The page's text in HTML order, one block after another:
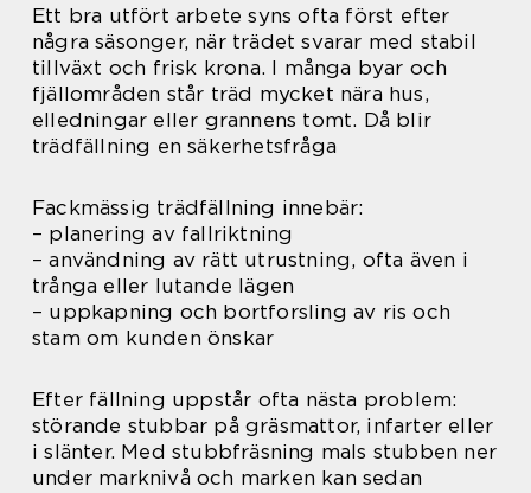
Ett bra utfört arbete syns ofta först efter
några säsonger, när trädet svarar med stabil
tillväxt och frisk krona. I många byar och
fjällområden står träd mycket nära hus,
elledningar eller grannens tomt. Då blir
trädfällning en säkerhetsfråga
Fackmässig trädfällning innebär:
– planering av fallriktning
– användning av rätt utrustning, ofta även i
trånga eller lutande lägen
– uppkapning och bortforsling av ris och
stam om kunden önskar
Efter fällning uppstår ofta nästa problem:
störande stubbar på gräsmattor, infarter eller
i slänter. Med stubbfräsning mals stubben ner
under marknivå och marken kan sedan